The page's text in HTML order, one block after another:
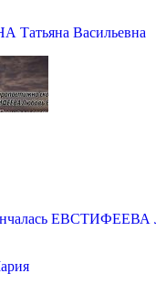
Татьяна Васильевна
ЕВСТИФЕЕВА